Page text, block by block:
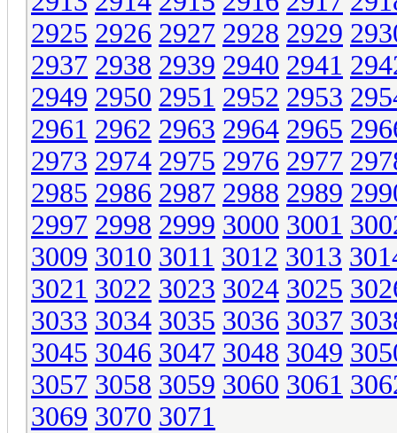
2925 2926 2927 2928 2929
2937 2938 2939 2940 2941
2949 2950 2951 2952 2953
2961 2962 2963 2964 2965
2973 2974 2975 2976 2977
2985 2986 2987 2988 2989
2997 2998 2999 3000 3001
3009 3010 3011 3012 3013
3021 3022 3023 3024 3025
3033 3034 3035 3036 3037
3045 3046 3047 3048 3049
3057 3058 3059 3060 3061
3069 3070 3071